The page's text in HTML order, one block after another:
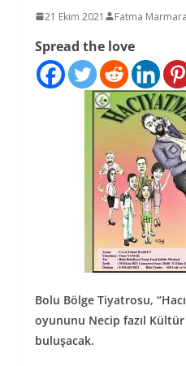
21 Ekim 2021 Fatma Marmara
Spread the love
Bolu Bölge Tiyatrosu,
oyununu Necip fazıl
buluşacak.